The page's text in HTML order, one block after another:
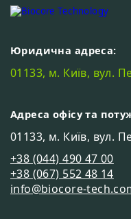
Юридична адреса:
01133, м. Київ, вул.
Адреса офісу та
01133, м. Київ, вул.
+38 (044) 490 47 00
+38 (067) 552 48 14
info@biocore-